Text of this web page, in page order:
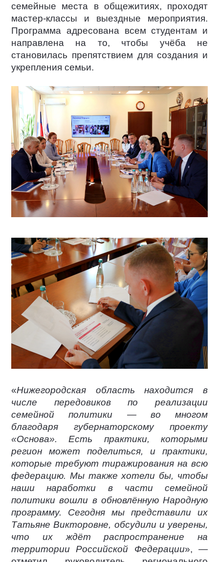
семейные места в общежитиях, проходят
мастер-классы и выездные мероприятия.
Программа адресована всем студентам и
направлена на то, чтобы учёба не
становилась препятствием для создания и
укрепления семьи.
«Нижегородская область находится в
числе передовиков по реализации
семейной политики — во многом
благодаря губернаторскому проекту
«Основа». Есть практики, которыми
регион может поделиться, и практики,
которые требуют тиражирования на всю
федерацию. Мы также хотели бы, чтобы
наши наработки в части семейной
политики вошли в обновлённую Народную
программу. Сегодня мы представили их
Татьяне Викторовне, обсудили и уверены,
что их ждёт распространение на
территории Российской Федерации», —